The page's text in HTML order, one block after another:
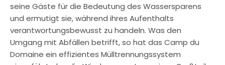
seine Gäste für die Bedeutung des Wassersparens
und ermutigt sie, während ihres Aufenthalts
verantwortungsbewusst zu handeln. Was den
Umgang mit Abfällen betrifft, so hat das Camp du
Domaine ein effizientes Mülltrennungssystem